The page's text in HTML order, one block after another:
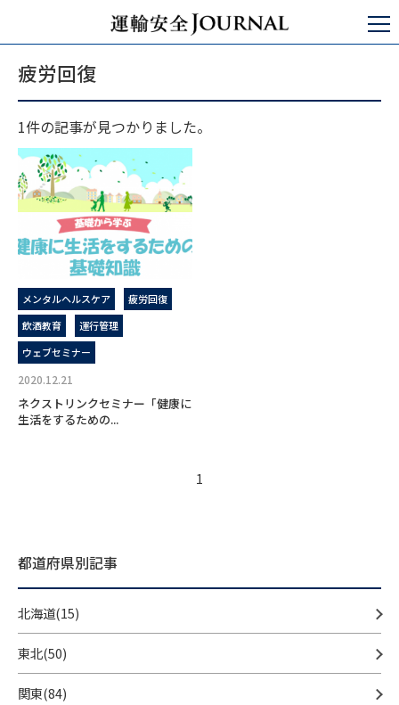
疲労回復
疲労回復
1件の記事が見つかりました。
メンタルヘルスケア
疲労回復
飲酒教育
運行管理
ウェブセミナー
2020.12.21
ネクストリンクセミナー「健康に
生活をするための...
1
都道府県別記事
北海道(15)
東北(50)
関東(84)